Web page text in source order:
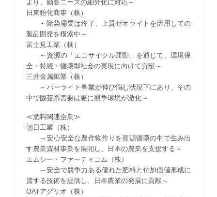
より、顧客ニーズの細分化に対応～
日東粉化商事（株）
～除染需要は終了、上質ゼオライトを活用しての
製品開発を模索中～
富士見工業（株）
～資源の「エコサイクル運動」を通じて、環境保
全・持続・循環型社会の実現に向けて貢献～
三井金属鉱業（株）
～パーライト事業が伸び悩む状況下にあり、その
中で園芸系需要は更に競争環境が激化～
≪肥料関連企業≫
朝日工業（株）
～安心安全な農作物作りを資源循環の中で生み出
す農業資材事業を展開し、日本の農業を支援する～
エムシー・ファーティコム（株）
～安全で競争力ある優れた肥料と付加価値形成に
資する技術を提供し、日本農業の発展に貢献～
OATアグリオ（株）